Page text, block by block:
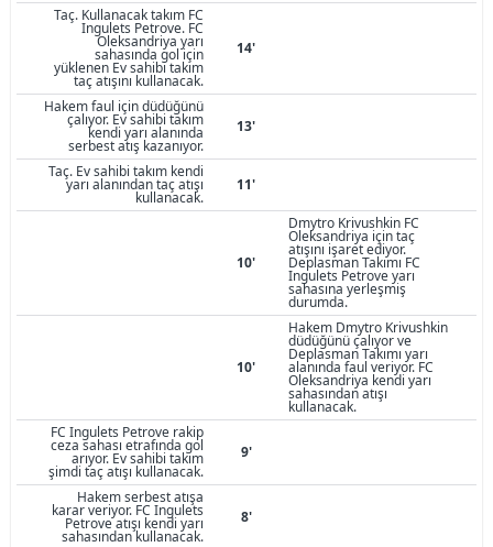
Taç. Kullanacak takım FC
Ingulets Petrove. FC
Oleksandriya yarı
sahasında gol için
yüklenen Ev sahibi takım
taç atışını kullanacak.
14'
Hakem faul için düdüğünü
çalıyor. Ev sahibi takım
kendi yarı alanında
serbest atış kazanıyor.
13'
Taç. Ev sahibi takım kendi
yarı alanından taç atışı
kullanacak.
11'
10'
Dmytro Krivushkin FC
Oleksandriya için taç
atışını işaret ediyor.
Deplasman Takımı FC
Ingulets Petrove yarı
sahasına yerleşmiş
durumda.
10'
Hakem Dmytro Krivushkin
düdüğünü çalıyor ve
Deplasman Takımı yarı
alanında faul veriyor. FC
Oleksandriya kendi yarı
sahasından atışı
kullanacak.
FC Ingulets Petrove rakip
ceza sahası etrafında gol
arıyor. Ev sahibi takım
şimdi taç atışı kullanacak.
9'
Hakem serbest atışa
karar veriyor. FC Ingulets
Petrove atışı kendi yarı
sahasından kullanacak.
8'